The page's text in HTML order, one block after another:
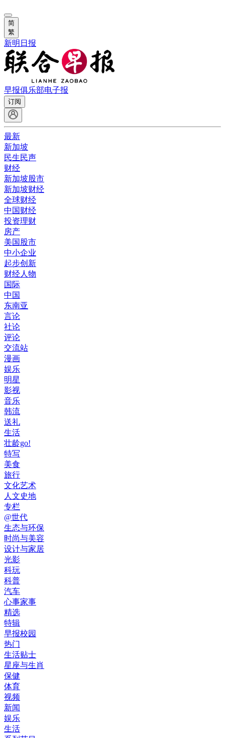
简
繁
新明日报
早报俱乐部电子报
订阅
最新
新加坡
民生民声
财经
新加坡股市
新加坡财经
全球财经
中国财经
投资理财
房产
美国股市
中小企业
起步创新
财经人物
国际
中国
东南亚
言论
社论
评论
交流站
漫画
娱乐
明星
影视
音乐
韩流
送礼
生活
壮龄go!
特写
美食
旅行
文化艺术
人文史地
专栏
@世代
生态与环保
时尚与美容
设计与家居
光影
科玩
科普
汽车
心事家事
精选
特辑
早报校园
热门
生活贴士
星座与生肖
保健
体育
视频
新闻
娱乐
生活